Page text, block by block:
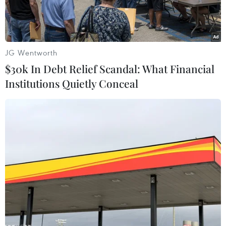
NATO.
Máy bay vận tải Nga chở các bộ phận của Hệ thống phòng thủ
tên lửa S-400 sau khi hạ cánh tại căn cứ không quân Murted ở
Ankara, Thổ Nhĩ Kỳ ngày 27/8/2019. (Nguồn: AFP/TTXVN)
Ngày 26/11, người phát ngôn của Tổng thống
JG Wentworth
$30k In Debt Relief Scandal: What Financial
Institutions Quietly Conceal